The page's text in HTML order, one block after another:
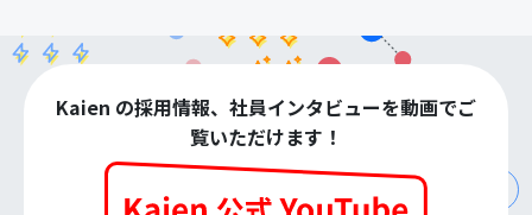
Kaien の採用情報、社員インタビューを動画でご
覧いただけます！